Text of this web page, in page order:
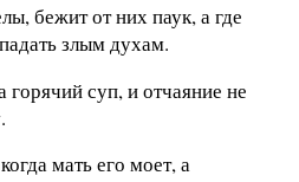
бежит от них паук, а где
злым духам.
горячий суп, и отчаяние не
мать его моет, а